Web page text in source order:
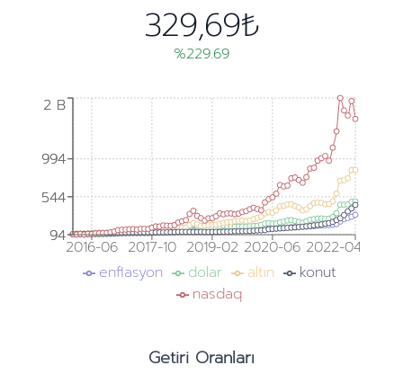
329,69₺
%229.69
2016-06 2017-10 2019-02 2020-06 2022-04
94
544
994
2 B
94
544
994
2 B
enflasyon dolar altın
konut
nasdaq
Getiri Oranları